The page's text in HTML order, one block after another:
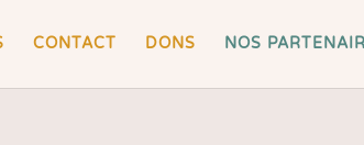
CONTACT DONS NOS